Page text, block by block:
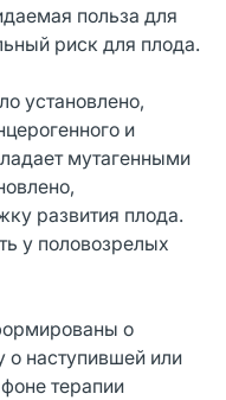
польза для
риск для плода.
установлено,
и
мутагенными
развития плода.
у половозрелых
о
о наступившей или
терапии